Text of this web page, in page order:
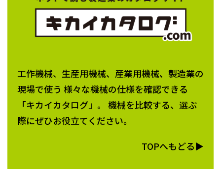
工作機械、生産用機械、産業用機械、製造業の
現場で使う 様々な機械の仕様を確認できる
「キカイカタログ」。 機械を比較する、選ぶ
際にぜひお役立てください。
TOPへもどる▶